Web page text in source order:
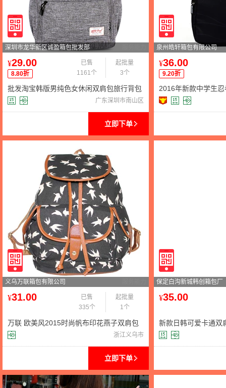
深圳市龙华新区诚盈箱包批发部
¥29.00
8.80折
已售
1161个
起批量
3个
批发淘宝韩版男纯色女休闲双肩包旅行背包
中学生大号书包一件代发
广东深圳市南山区
立即下单
泉州皓轩箱包有限公司
¥36.00
9.20折
2016年新款中学生
生书包运动男包原宿
义乌万联箱包有限公司
¥31.00
已售
335个
起批量
1个
万联 欧美风2015时尚帆布印花燕子双肩包
休闲背包外贸网络批发
浙江义乌市
立即下单
保定白沟新城韩创箱包厂
¥35.00
新款日韩可爱卡通双
物背包中学生书包女